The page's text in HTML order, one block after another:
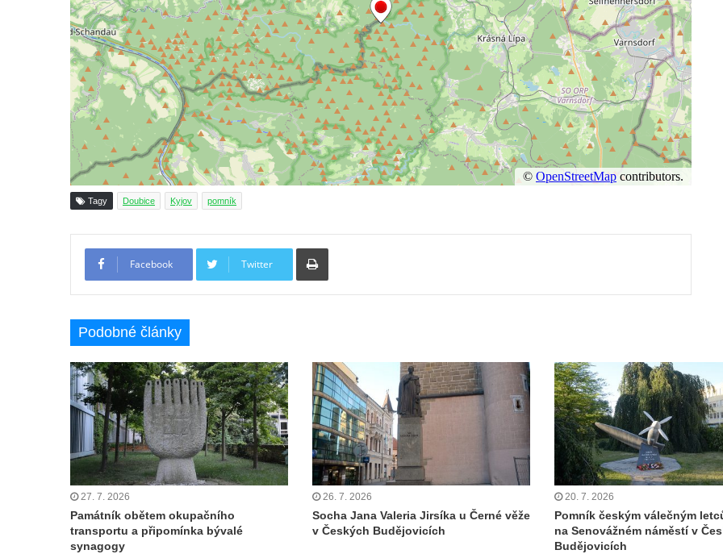
na Komorní Hůrce
Pamětní deska Edmunda Kaizla na
bývalém špitále v Cítolibech
Pamětní deska průkopníků dělnického hnutí
na Dělnickém domě v Cítolibech
Pamětní deska otce a syna Kopřivových na
staré škole v Cítolibech
Pamětní deska 120 let založení SDH
Touchovice
Žernosekách
Pamětní deska Franze Josepha Gläsera na
jeho rodném domě čp. 33 v Černické ulici v
Pamětní deska Ludwiga Freunda na domě
čp. 76 na Marxově náměstí v Postoloprtech
Pamětní deska Antonie a Stanislava
Vratislavových na obecním úřadu v
Poleradech
Pamětní deska biskupa Wenzela Frinda na
hřbitovní kapli v Lipové
Pamětní deska Friedricha Egermanna na
domě čp. 101 v Novém Boru
Pamětní deska Václava Kliera na Tyršově
Tagy Doubice Kyjov pomník
Facebook Twitter
Tisknout
Podobné články
27. 7. 2026
Památník obětem okupačního
transportu a připomínka bývalé
synagogy
26. 7. 2026
Socha Jana Valeria Jirsíka u Černé věže
v Českých Budějovicích
20. 7. 2026
Pomník českým válečným
na Senovážném náměstí v
Budějovicích